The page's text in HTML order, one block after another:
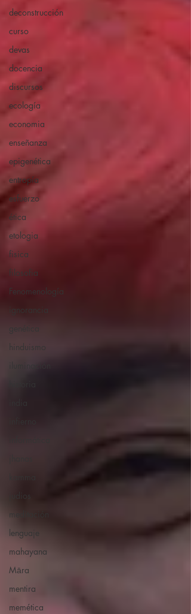
deconstrucción
curso
devas
docencia
discursos
ecología
economia
enseñanza
epigenética
entropía
esfuerzo
ética
etologia
fisica
filosofia
Fenomenología
ignorancia
hinduismo
meditación
lenguaje
mahayana
Māra
mentira
memética